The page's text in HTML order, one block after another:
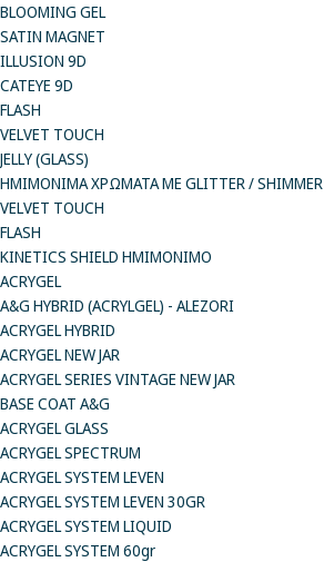
BLOOMING GEL
SATIN MAGNET
ILLUSION 9D
CATEYE 9D
FLASH
VELVET TOUCH
JELLY (GLASS)
ΗΜΙΜΟΝΙΜA ΧΡΩΜΑΤΑ ΜΕ GLITTER / SHIMMER
VELVET TOUCH
FLASH
KINETICS SHIELD ΗΜΙΜΟΝΙΜΟ
ACRYGEL
A&G HYBRID (ACRYLGEL) - ALEZORI
ACRYGEL HYBRID
ACRYGEL NEW JAR
ACRYGEL SERIES VINTAGE NEW JAR
BASE COAT A&G
ACRYGEL GLASS
ACRYGEL SPECTRUM
ACRYGEL SYSTEM LEVEN
ACRYGEL SYSTEM LEVEN 30GR
ACRYGEL SYSTEM LIQUID
ACRYGEL SYSTEM 60gr